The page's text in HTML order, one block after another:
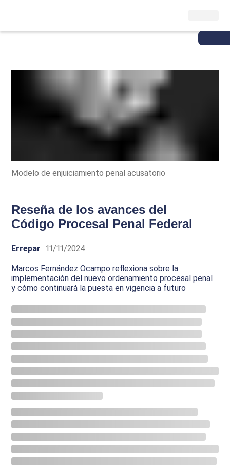
Modelo de enjuiciamiento penal acusatorio
Reseña de los avances del
Código Procesal Penal Federal
Errepar 11/11/2024
Marcos Fernández Ocampo reflexiona sobre la
implementación del nuevo ordenamiento procesal penal
y cómo continuará la puesta en vigencia a futuro